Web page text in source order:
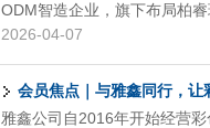
ODM智造企业，旗下布局柏
链定制、专利加持与全国化
2026-04-07
会员焦点｜与雅鑫同行，
雅鑫公司自2016年开始经营